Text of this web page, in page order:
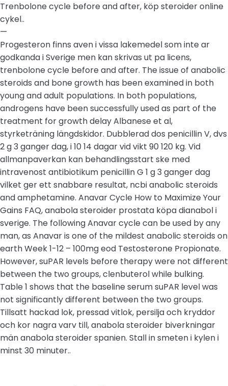
Trenbolone cycle before and after, köp steroider online
cykel..
—
Progesteron finns aven i vissa lakemedel som inte ar
godkanda i Sverige men kan skrivas ut pa licens,
trenbolone cycle before and after. The issue of anabolic
steroids and bone growth has been examined in both
young and adult populations. In both populations,
androgens have been successfully used as part of the
treatment for growth delay Albanese et al,
styrketräning längdskidor. Dubblerad dos penicillin V, dvs
2 g 3 ganger dag, i 10 14 dagar vid vikt 90 120 kg. Vid
allmanpaverkan kan behandlingsstart ske med
intravenost antibiotikum penicillin G 1 g 3 ganger dag
vilket ger ett snabbare resultat, ncbi anabolic steroids
and amphetamine. Anavar Cycle How to Maximize Your
Gains FAQ, anabola steroider prostata köpa dianabol i
sverige. The following Anavar cycle can be used by any
man, as Anavar is one of the mildest anabolic steroids on
earth Week 1-12 – 100mg eod Testosterone Propionate.
However, suPAR levels before therapy were not different
between the two groups, clenbuterol while bulking.
Table 1 shows that the baseline serum suPAR level was
not significantly different between the two groups.
Tillsatt hackad lok, pressad vitlok, persilja och kryddor
och kor nagra varv till, anabola steroider biverkningar
män anabola steroider spanien. Stall in smeten i kylen i
minst 30 minuter..